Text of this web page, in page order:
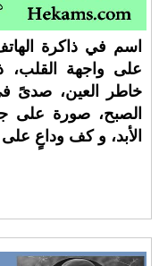
اسم في ذاكرة
على واجهة
خاطر العين، صدىً
الصبح، صورة على
الأبد، و كف وداعٍ